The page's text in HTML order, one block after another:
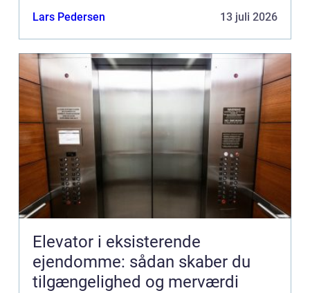
Lars Pedersen 13 juli 2026
Elevator i eksisterende
ejendomme: sådan skaber du
tilgængelighed og merværdi